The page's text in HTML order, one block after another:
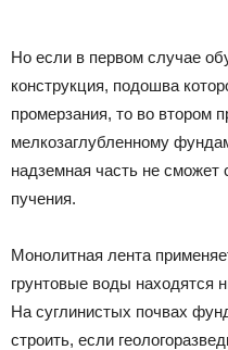
Но если в первом случае
конструкция, подошва
промерзания, то во втором
мелкозаглубленному
надземная часть не сможет
пучения.
Монолитная лента
грунтовые воды находятся
На суглинистых почвах
строить, если